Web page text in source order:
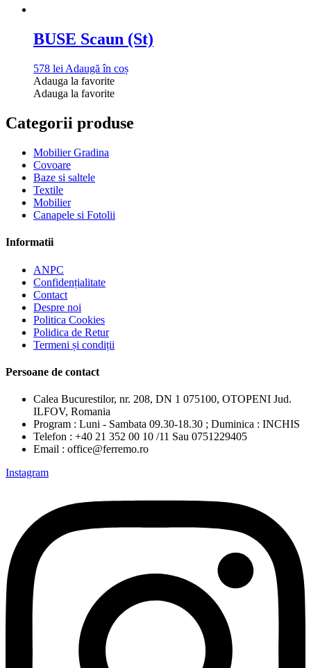
BUSE Scaun (St)
578 lei Adaugă în coș
Adauga la favorite
Adauga la favorite
Categorii produse
Mobilier Gradina
Covoare
Baze si saltele
Textile
Mobilier
Canapele si Fotolii
Informatii
ANPC
Confidențialitate
Contact
Despre noi
Politica Cookies
Polidica de Retur
Termeni și condiții
Persoane de contact
Calea Bucurestilor, nr. 208, DN 1 075100, OTOPENI Jud.
ILFOV, Romania
Program : Luni - Sambata 09.30-18.30 ; Duminica : INCHIS
Telefon : +40 21 352 00 10 /11 Sau 0751229405
Email : office@ferremo.ro
Instagram